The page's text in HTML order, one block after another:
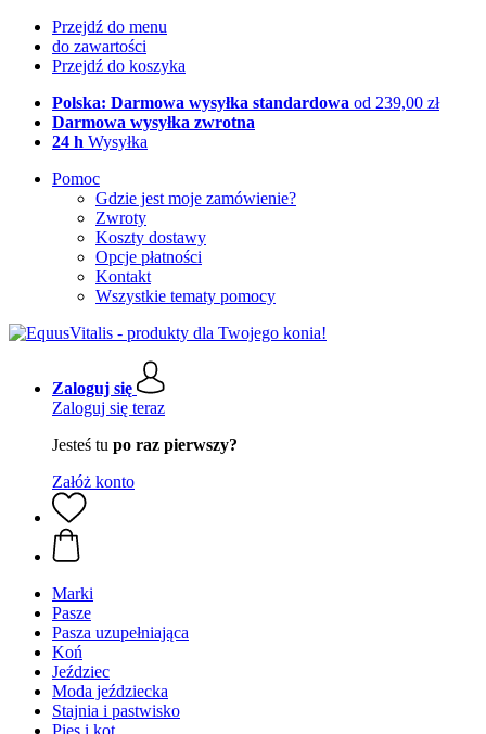
Przejdź do menu
do zawartości
Przejdź do koszyka
Polska: Darmowa wysyłka standardowa od 239,00 zł
Darmowa wysyłka zwrotna
24 h Wysyłka
Pomoc
Gdzie jest moje zamówienie?
Zwroty
Koszty dostawy
Opcje płatności
Kontakt
Wszystkie tematy pomocy
Zaloguj się
Zaloguj się teraz
Jesteś tu po raz pierwszy?
Załóż konto
Marki
Pasze
Pasza uzupełniająca
Koń
Jeździec
Moda jeździecka
Stajnia i pastwisko
Pies i kot